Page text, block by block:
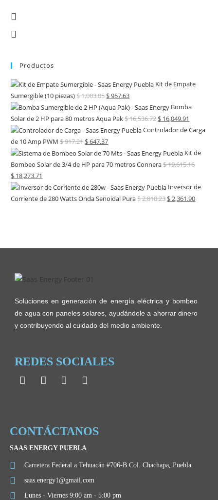
Productos
Kit de Empate
Sumergible (10 piezas)$1,003.05$957.63
Bomba
Solar de 2 HP para 80 metros Aqua Pak$16,536.72$ 16,049.91
Controlador de Carga
de 10 Amp PWM $917.21$647.37
Kit de
Bombeo Solar de 3/4 de HP para 70 metros Connera$19,615.16
$ 18,273.71
Inversor de
Corriente de 280 Watts Onda Senoidal Pura$2,810.23$2,361.90
Soluciones en generación de energía eléctrica y bombeo
de agua con paneles solares, ayudándole a ahorrar dinero
y contribuyendo al cuidado del medio ambiente.
REDES SOCIALES
CONTÁCTANOS
SAAS ENERGY PUEBLA
Carretera Federal a Tehuacán #706-B Col. Chachapa, Puebla
saas.energy1@gmail.com
Lunes - Viernes 9:00 am - 5:00 pm